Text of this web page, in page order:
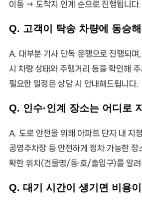
이동 → 도착지 인계 순으로 진행됩니다.
Q. 고객이 탁송 차량에 동승
A. 대부분 기사 단독 운행으로 진행되며,
시 차량 상태와 주행거리 등을 확인해 주
필요한 일정은 상담 시 안내해드립니다.
Q. 인수·인계 장소는 어디로
A. 도로 안전을 위해 아파트 단지 내 지
공영주차장 등 안전하게 정차 가능한 장
확한 위치(건물명/동·호/출입구)를 알려
Q. 대기 시간이 생기면 비용